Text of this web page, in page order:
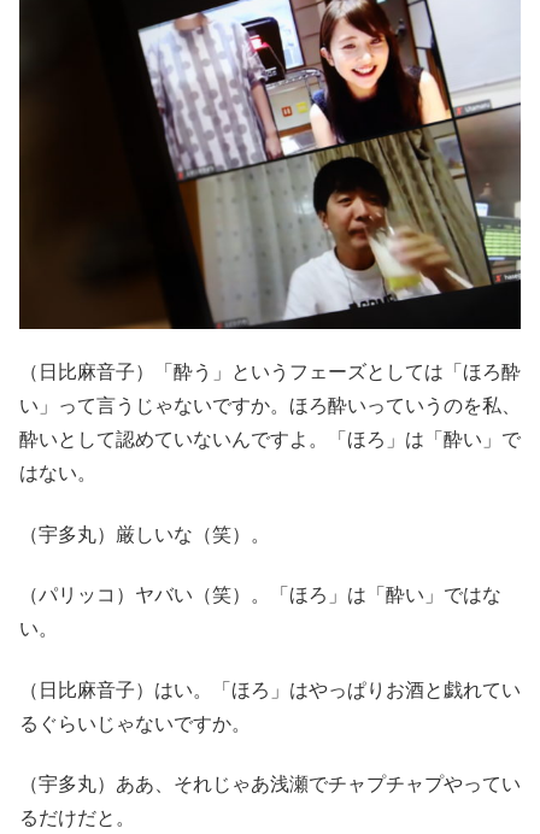
（日比麻音子）「酔う」というフェーズとしては「ほろ酔
い」って言うじゃないですか。ほろ酔いっていうのを私、
酔いとして認めていないんですよ。「ほろ」は「酔い」で
はない。
（宇多丸）厳しいな（笑）。
（パリッコ）ヤバい（笑）。「ほろ」は「酔い」ではな
い。
（日比麻音子）はい。「ほろ」はやっぱりお酒と戯れてい
るぐらいじゃないですか。
（宇多丸）ああ、それじゃあ浅瀬でチャプチャプやってい
るだけだと。